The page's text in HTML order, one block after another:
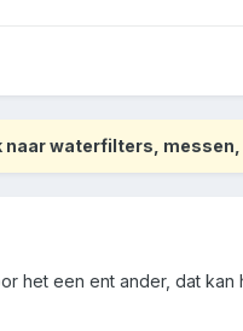
naar waterfilters,
het een ent ander, dat kan